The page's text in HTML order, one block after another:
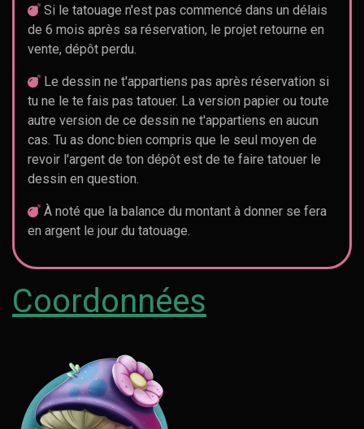
Si le tatouage n'est pas commencé dans un délais
de 6 mois après sa réservation, le projet retourne en
vente, dépôt perdu.
Le dessin ne t'appartiens pas après réservation si
tu ne le te fais pas tatouer. La version papier ou toute
autre version de ce dessin ne t'appartiens en aucun
cas. Tu as donc bien compris que le seul moyen de
revoir l'argent de ton dépôt est de te faire tatouer le
dessin en question.
À noté que la balance du montant à donner se fera
en argent le jour du tatouage.
Coordonnées